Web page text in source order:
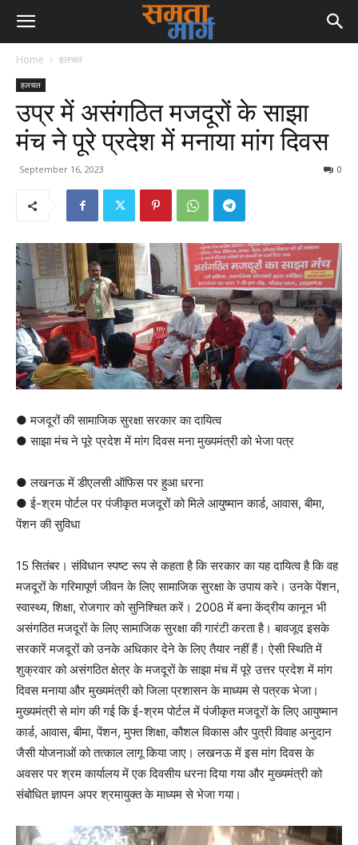
Home हलचल
हलचल
उप्र में असंगठित मजदूरों के साझा
मंच ने पूरे प्रदेश में मनाया मांग दिवस
September 16, 2023 0
● मजदूरों की सामाजिक सुरक्षा सरकार का दायित्व
● साझा मंच ने पूरे प्रदेश में मांग दिवस मना मुख्यमंत्री को भेजा पत्र
● लखनऊ में डीएलसी ऑफिस पर हुआ धरना
● ई-श्रम पोर्टल पर पंजीकृत मजदूरों को मिले आयुष्मान कार्ड, आवास, बीमा,
पेंशन की सुविधा
15 सितंबर। संविधान स्पष्ट रूप से कहता है कि सरकार का यह दायित्व है कि वह
मजदूरों के गरिमापूर्ण जीवन के लिए सामाजिक सुरक्षा के उपाय करे। उनके पेंशन,
स्वास्थ्य, शिक्षा, रोजगार को सुनिश्चित करें। 2008 में बना केंद्रीय कानून भी
असंगठित मजदूरों के लिए सामाजिक सुरक्षा की गारंटी करता है। बावजूद इसके
सरकारें मजदूरों को उनके अधिकार देने के लिए तैयार नहीं हैं। ऐसी स्थिति में
शुक्रवार को असंगठित क्षेत्र के मजदूरों के साझा मंच में पूरे उत्तर प्रदेश में मांग
दिवस मनाया और मुख्यमंत्री को जिला प्रशासन के माध्यम से पत्रक भेजा।
मुख्यमंत्री से मांग की गई कि ई-श्रम पोर्टल में पंजीकृत मजदूरों के लिए आयुष्मान
कार्ड, आवास, बीमा, पेंशन, मुफ्त शिक्षा, कौशल विकास और पुत्री विवाह अनुदान
जैसी योजनाओं को तत्काल लागू किया जाए। लखनऊ में इस मांग दिवस के
अवसर पर श्रम कार्यालय में एक दिवसीय धरना दिया गया और मुख्यमंत्री को
संबोधित ज्ञापन अपर श्रमायुक्त के माध्यम से भेजा गया।